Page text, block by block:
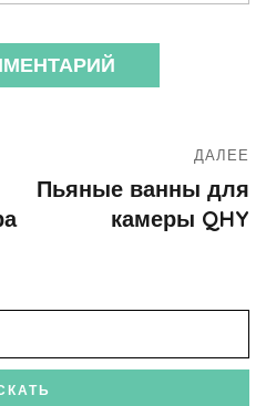
ДАЛЕЕ
Пьяные ванны для
камеры QHY